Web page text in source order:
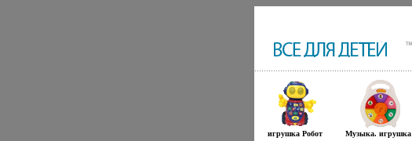
игрушка Робот Музыка. игрушка